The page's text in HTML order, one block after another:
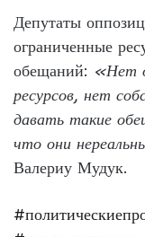
Депутаты
ограниченные
обещаний: «Нет
ресурсов, нет
давать такие
что они
Валериу Мудук.